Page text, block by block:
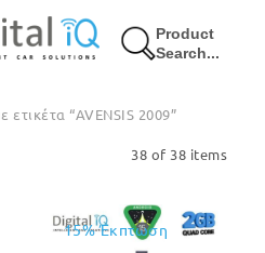
Product
Search...
ετικέτα “AVENSIS 2009”
38 of 38 items
15% Έκπτωση